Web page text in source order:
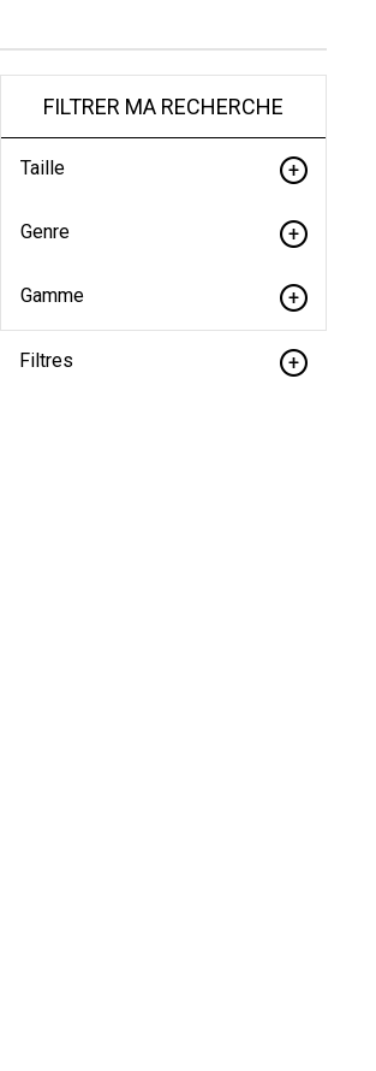
FILTRER MA RECHERCHE
Taille
Genre
Gamme
Filtres